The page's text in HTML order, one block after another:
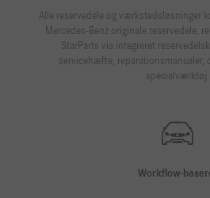
Alle reservedele og værkstedsløsninger
Mercedes-Benz originale reservedele,
StarParts via integreret
servicehæfte, reparationsmanualer,
specialværktøj.
Workflow-